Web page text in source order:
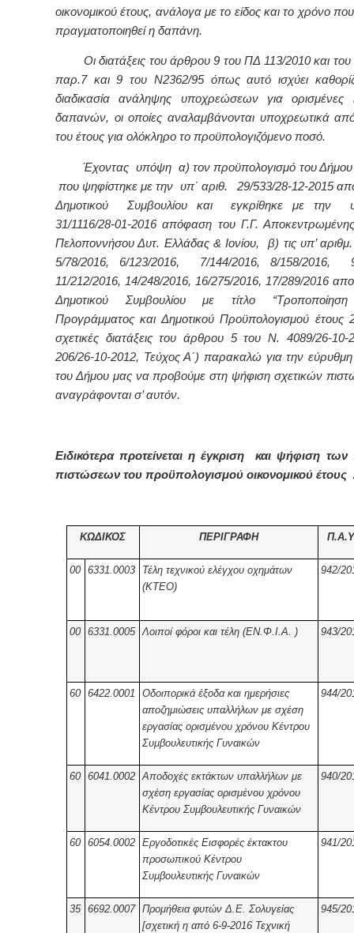
οικονομικού έτους, ανάλογα με το είδος και το χρόνο
πραγματοποιηθεί η δαπάνη.
Οι διατάξεις του άρθρου 9 του ΠΔ 113/2010 και
παρ.7 και 9 του Ν2362/95 όπως αυτό ισχύει
διαδικασία ανάληψης υποχρεώσεων για ορισμένες
δαπανών, οι οποίες αναλαμβάνονται υποχρεωτικά
του έτους για ολόκληρο το προϋπολογιζόμενο ποσό.
Έχοντας υπόψη α)τον προϋπολογισμό του
που ψηφίστηκε με την υπ΄ αριθ.29/533/28-12-2015
Δημοτικού Συμβουλίου και εγκρίθηκε με την
31/1116/28-01-2016 απόφαση του Γ.Γ. Αποκεντρωμένης
Πελοποννήσου Δυτ. Ελλάδας & Ιονίου, β) τις υπ’
5/78/2016, 6/123/2016, 7/144/2016, 8/158/2016,
11/212/2016, 14/248/2016, 16/275/2016, 17/289/2016
Δημοτικού Συμβουλίου με τίτλο “Τροποποίηση
Προγράμματος και Δημοτικού Προϋπολογισμού έτους
σχετικές διατάξεις του άρθρου 5 του Ν. 4089/26-
206/26-10-2012, Τεύχος Α΄) παρακαλώ για την εύρυθμη
του Δήμου μας να προβούμε στη ψήφιση σχετικών
αναγράφονται σ’ αυτόν.
Ειδικότερα προτείνεται η έγκριση και ψήφιση
πιστώσεων του προϋπολογισμού οικονομικού έτους
ΚΩΔΙΚΟΣ ΠΕΡΙΓΡΑΦΗ
00 6331.0003
Τέλη τεχνικού ελέγχου οχημάτων
(ΚΤΕΟ)
942/
00 6331.0005 Λοιποί φόροι και τέλη (ΕΝ.Φ.Ι.Α. ) 943/
60 6422.0001
Οδοιπορικά έξοδα και ημερήσιες
αποζημιώσεις υπαλλήλων με σχέση
εργασίας ορισμένου χρόνου Κέντρου
Συμβουλευτικής Γυναικών
944/
60 6041.0002
Αποδοχές εκτάκτων υπαλλήλων με
σχέση εργασίας ορισμένου χρόνου
Κέντρου Συμβουλευτικής Γυναικών
940/
60 6054.0002
Εργοδοτικές Εισφορές έκτακτου
προσωπικού Κέντρου
Συμβουλευτικής Γυναικών
941/
35 6692.0007 Προμήθεια φυτών Δ.Ε. Σολυγείας
[σχετική η από 6-9-2016 Τεχνική
945/